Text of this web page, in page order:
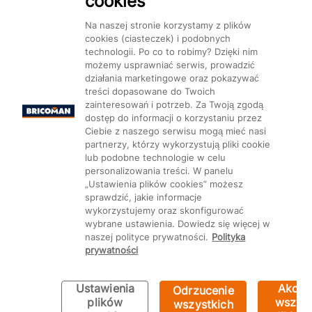
Mapa Strony: Kategorie Produkty Marki CMS
Ustawienia plików cookie
Na naszej stronie korzystamy z plików
cookies (ciasteczek) i podobnych
technologii. Po co to robimy? Dzięki nim
możemy usprawniać serwis, prowadzić
działania marketingowe oraz pokazywać
treści dopasowane do Twoich
zainteresowań i potrzeb. Za Twoją zgodą
dostęp do informacji o korzystaniu przez
Ciebie z naszego serwisu mogą mieć nasi
partnerzy, którzy wykorzystują pliki cookie
lub podobne technologie w celu
personalizowania treści. W panelu
„Ustawienia plików cookies” możesz
sprawdzić, jakie informacje
wykorzystujemy oraz skonfigurować
wybrane ustawienia. Dowiedz się więcej w
naszej polityce prywatności. Polityka
prywatności
Ustawienia
plików
Odrzucenie
wszystkich